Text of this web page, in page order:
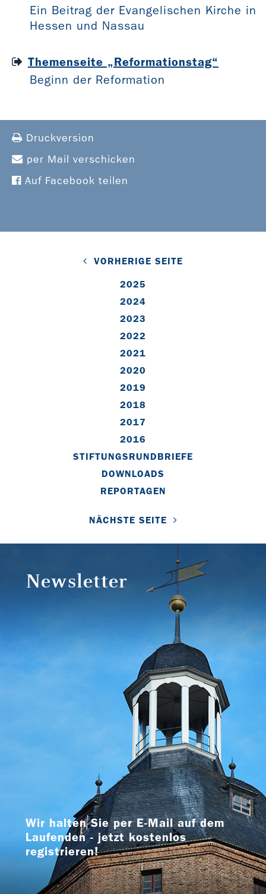
Ein Beitrag der Evangelischen Kirche in
Hessen und Nassau
Themenseite „Reformationstag“
Beginn der Reformation
Druckversion
per Mail verschicken
Auf Facebook teilen
VORHERIGE SEITE
2025
2024
2023
2022
2021
2020
2019
2018
2017
2016
STIFTUNGSRUNDBRIEFE
DOWNLOADS
REPORTAGEN
NÄCHSTE SEITE
Newsletter
Wir halten Sie per E-Mail auf dem
Laufenden - jetzt kostenlos
registrieren!